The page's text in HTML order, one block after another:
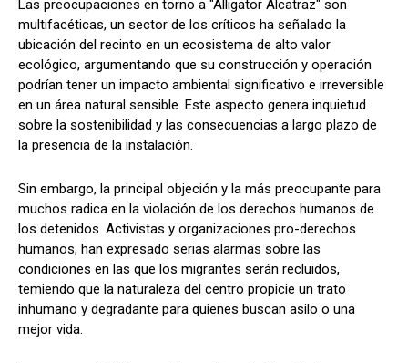
Las preocupaciones en torno a "Alligator Alcatraz" son
multifacéticas, un sector de los críticos ha señalado la
ubicación del recinto en un ecosistema de alto valor
ecológico, argumentando que su construcción y operación
podrían tener un impacto ambiental significativo e irreversible
en un área natural sensible. Este aspecto genera inquietud
sobre la sostenibilidad y las consecuencias a largo plazo de
la presencia de la instalación.
Sin embargo, la principal objeción y la más preocupante para
muchos radica en la violación de los derechos humanos de
los detenidos. Activistas y organizaciones pro-derechos
humanos, han expresado serias alarmas sobre las
condiciones en las que los migrantes serán recluidos,
temiendo que la naturaleza del centro propicie un trato
inhumano y degradante para quienes buscan asilo o una
mejor vida.